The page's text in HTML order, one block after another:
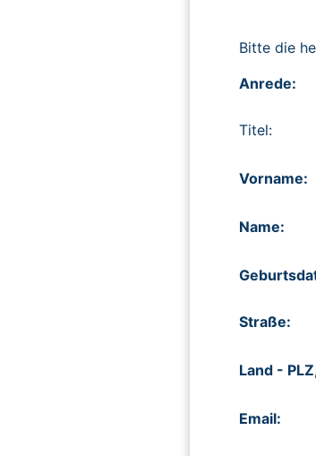
Bitte die
Anrede:
Titel:
Vorname:
Name:
Straße:
Land -
Email: